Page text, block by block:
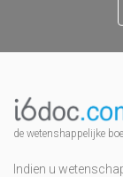
de wetenshappelijke
Indien u